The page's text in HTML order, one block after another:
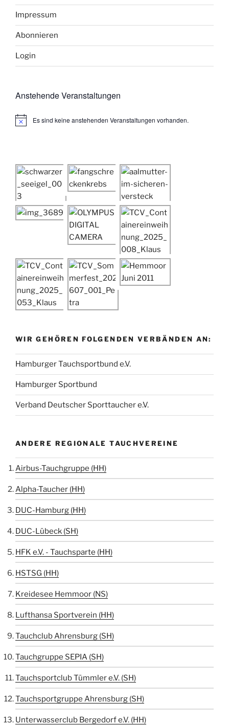
Impressum
Abonnieren
Login
Anstehende Veranstaltungen
H
i
s
Es sind keine anstehenden Veranstaltungen vorhanden.
WIR GEHÖREN FOLGENDEN VERBÄNDEN AN:
Hamburger Tauchsportbund e.V.
Hamburger Sportbund
Verband Deutscher Sporttaucher e.V.
ANDERE REGIONALE TAUCHVEREINE
Airbus-Tauchgruppe (HH)
Alpha-Taucher (HH)
DUC-Hamburg (HH)
DUC-Lübeck (SH)
HFK e.V. - Tauchsparte (HH)
HSTSG (HH)
Kreidesee Hemmoor (NS)
Lufthansa Sportverein (HH)
Tauchclub Ahrensburg (SH)
Tauchgruppe SEPIA (SH)
Tauchsportclub Tümmler e.V. (SH)
Tauchsportgruppe Ahrensburg (SH)
Unterwasserclub Bergedorf e.V. (HH)